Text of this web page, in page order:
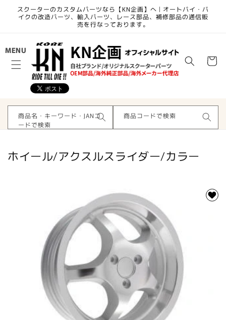
ンツに
進む
スクーターのカスタムパーツなら【KN企画】へ | オートバイ・バ
イクの改造パーツ、輸入パーツ、レース部品、補修部品の通信販
売を行なっております。
MENU
ー
商品名・キーワード・JANコ
ードで検索
商品コードで検索
コ
ホイール/アクスルスライダー/カラー